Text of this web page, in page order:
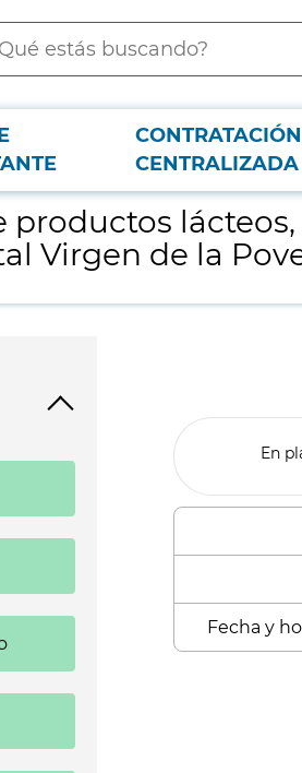
CONTRATACIÓN
CENTRALIZADA
derivados lácteos y productos especiales
Virgen de la
En
Fecha y